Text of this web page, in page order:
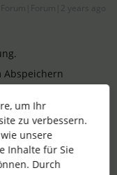
Abspeichern
werden, ist
von Personio.
haben wir für die
denIdeation
Dich:
allen geposteten
um Ihr
zu verbessern.
unsere
Inhalte für Sie
Durch